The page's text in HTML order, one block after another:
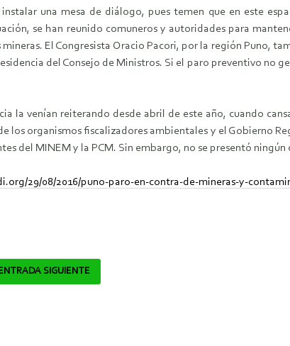
una mesa de diálogo, pues temen que en este
se han reunido comuneros y autoridades para
El Congresista Oracio Pacori, por la región Puno,
del Consejo de Ministros. Si el paro preventivo no
la venían reiterando desde abril de este año, cuando
los organismos fiscalizadores ambientales y el Gobierno
del MINEM y la PCM. Sin embargo, no se presentó
29/08/2016/puno-paro-en-contra-de-mineras-y-
SIGUIENTE